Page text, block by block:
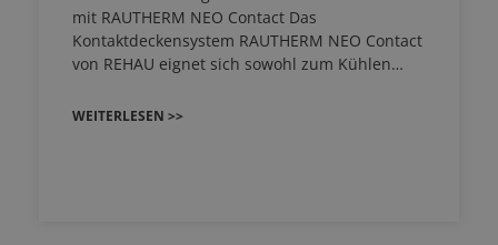
mit RAUTHERM NEO Contact Das
Kontaktdeckensystem RAUTHERM NEO Contact
von REHAU eignet sich sowohl zum Kühlen…
WEITERLESEN >>